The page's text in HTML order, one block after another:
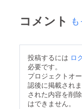
ちはこの
さこい四
します！
いでも、
の気持ち
く、さら
た演舞を
謝申し上
げさまで
イベント
して大切
ただきま
も降りま
コメント
投稿するには ロ
必要です。
プロジェクトオ
認後に掲載され
された内容を削
はできません。